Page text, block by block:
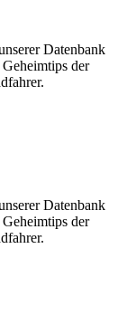
Datenbank
der
Datenbank
der